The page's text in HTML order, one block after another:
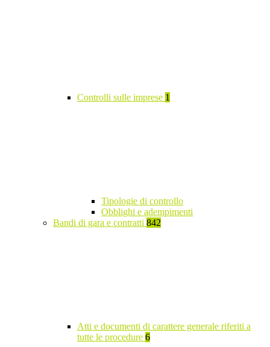
Controlli sulle imprese 1
Tipologie di controllo
Obblighi e adempimenti
Bandi di gara e contratti 842
Atti e documenti di carattere generale riferiti a
tutte le procedure 6